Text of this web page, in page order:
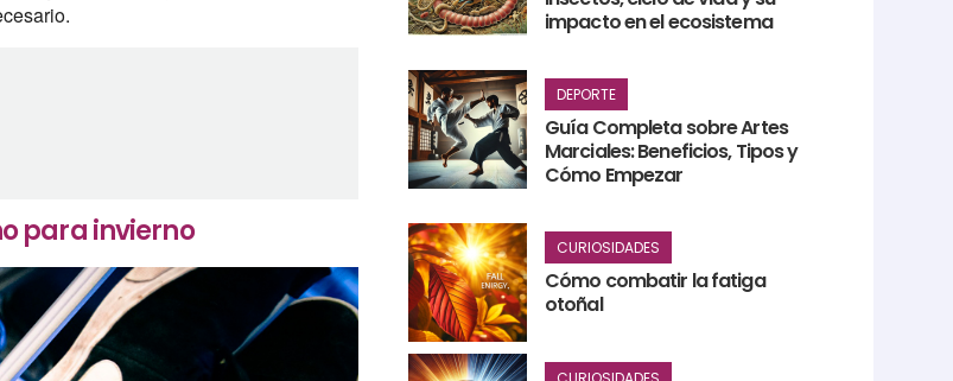
para invierno
impacto en el ecosistema
DEPORTE
Guía Completa sobre Artes
Marciales: Beneficios, Tipos y
Cómo Empezar
CURIOSIDADES
Cómo combatir la fatiga
otoñal